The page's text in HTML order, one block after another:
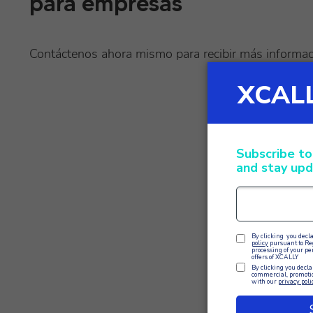
Contáctenos ahora mismo para recibir más